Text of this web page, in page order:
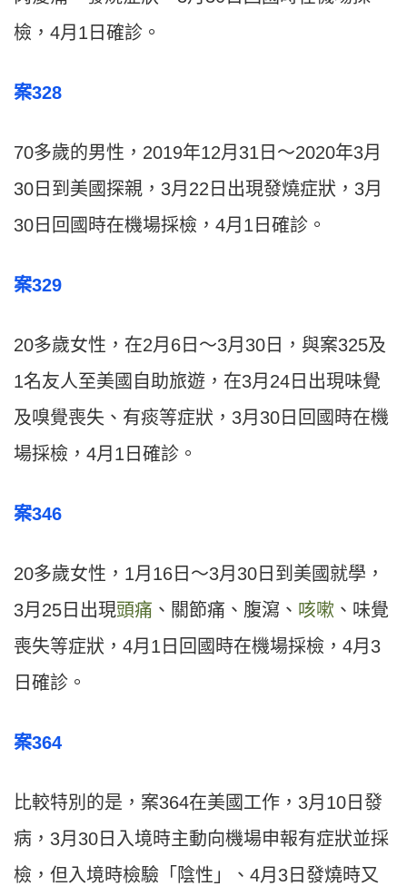
檢，4月1日確診。
案328
70多歲的男性，2019年12月31日～2020年3月
30日到美國探親，3月22日出現發燒症狀，3月
30日回國時在機場採檢，4月1日確診。
案329
20多歲女性，在2月6日～3月30日，與案325及
1名友人至美國自助旅遊，在3月24日出現味覺
及嗅覺喪失、有痰等症狀，3月30日回國時在機
場採檢，4月1日確診。
案346
20多歲女性，1月16日～3月30日到美國就學，
3月25日出現頭痛 、關節痛、腹瀉、 咳嗽 、味覺
喪失等症狀，4月1日回國時在機場採檢，4月3
日確診。
案364
比較特別的是，案364在美國工作，3月10日發
病，3月30日入境時主動向機場申報有症狀並採
檢，但入境時檢驗「陰性」、4月3日發燒時又